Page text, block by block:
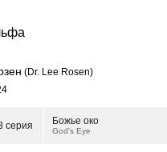
(Dr. Lee Rosen)
серия Божье око
God's Eye